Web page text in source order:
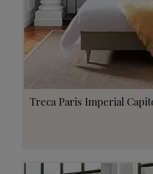
Treca Paris Imperial